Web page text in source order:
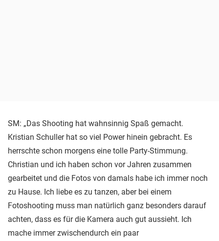
SM: „Das Shooting hat wahnsinnig Spaß gemacht.
Kristian Schuller hat so viel Power hinein gebracht. Es
herrschte schon morgens eine tolle Party-Stimmung.
Christian und ich haben schon vor Jahren zusammen
gearbeitet und die Fotos von damals habe ich immer noch
zu Hause. Ich liebe es zu tanzen, aber bei einem
Fotoshooting muss man natürlich ganz besonders darauf
achten, dass es für die Kamera auch gut aussieht. Ich
mache immer zwischendurch ein paar